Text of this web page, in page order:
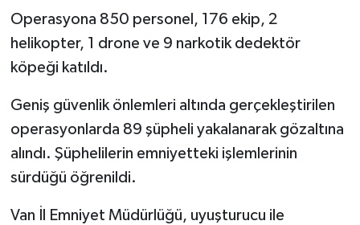
Operasyona 850 personel, 176 ekip, 2
helikopter, 1 drone ve 9 narkotik dedektör
köpeği katıldı.
Geniş güvenlik önlemleri altında gerçekleştirilen
operasyonlarda 89 şüpheli yakalanarak gözaltına
alındı. Şüphelilerin emniyetteki işlemlerinin
sürdüğü öğrenildi.
Van İl Emniyet Müdürlüğü, uyuşturucu ile